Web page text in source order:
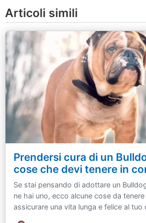
Articoli simili
Prendersi cura di un
cose che devi tenere in
Se stai pensando di adottare un
ne hai uno, ecco alcune cose da
assicurare una vita lunga e felice al tuo